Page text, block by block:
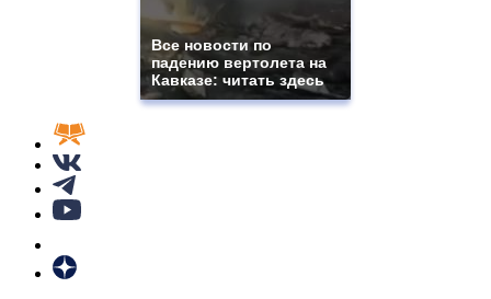
Все новости по
падению вертолета на
Кавказе: читать здесь